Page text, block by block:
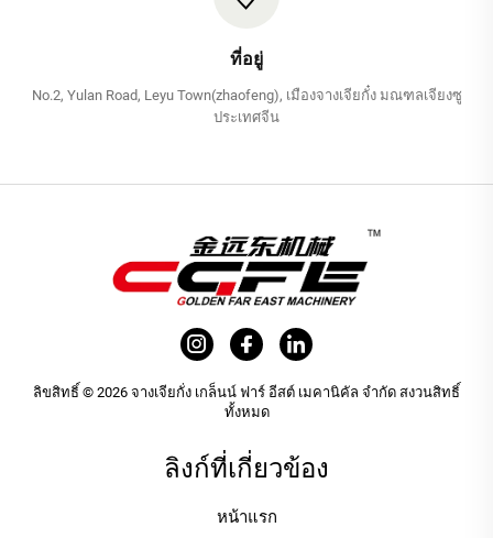
ที่อยู่
No.2, Yulan Road, Leyu Town(zhaofeng), เมืองจางเจียกั๋ง มณฑลเจียงซู
ประเทศจีน
ลิขสิทธิ์ © 2026 จางเจียกั่ง เกล็นน์ ฟาร์ อีสต์ เมคานิคัล จำกัด สงวนสิทธิ์
ทั้งหมด
ลิงก์ที่เกี่ยวข้อง
หน้าแรก